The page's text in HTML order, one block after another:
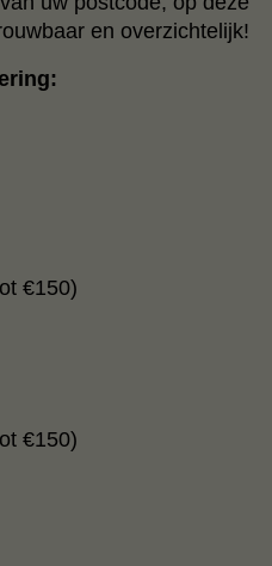
en overzichtelijk!
€150)
€150)